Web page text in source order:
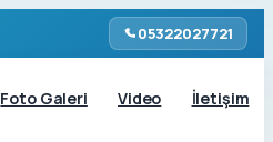
05322027721
Foto Galeri Video İletişim